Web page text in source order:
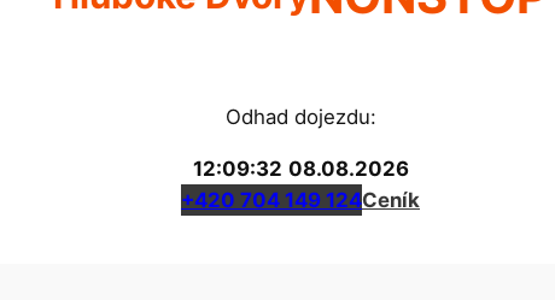
Odhad dojezdu:
12:09:33 08.08.2026
+420 704 149 124Ceník